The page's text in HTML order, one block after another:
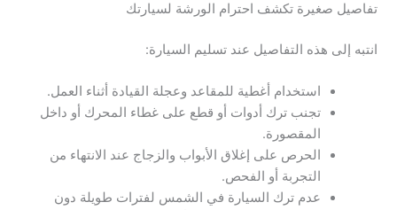
تفاصيل صغيرة تكشف احترام الورشة لسيارتك
انتبه إلى هذه التفاصيل عند تسليم السيارة:
استخدام أغطية للمقاعد وعجلة القيادة أثناء العمل.
تجنب ترك أدوات أو قطع على غطاء المحرك أو داخل
المقصورة.
الحرص على إغلاق الأبواب والزجاج عند الانتهاء من
التجربة أو الفحص.
عدم ترك السيارة في الشمس لفترات طويلة دون